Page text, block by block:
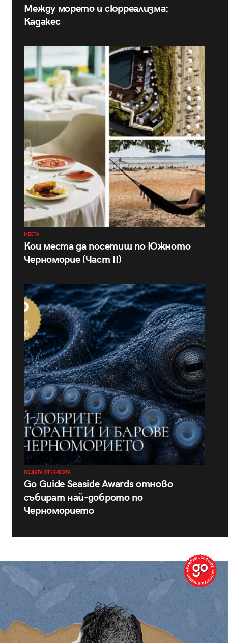
Между морето и сюрреализма:
Кадакес
МЕСТА
Кои места да посетиш по Южното
Черноморие (Част II)
НЕЩАТА ОТ ЖИВОТА
Go Guide Seaside Awards отново
събират най-доброто по
Черноморието